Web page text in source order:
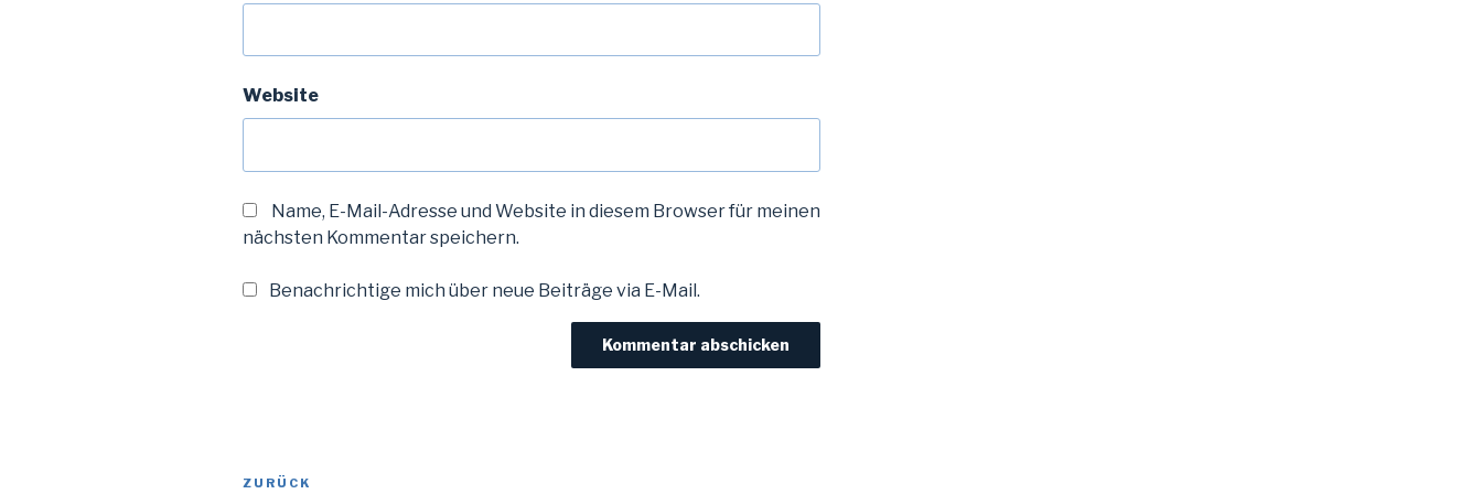
Website
Name, E-Mail-Adresse und Website in diesem Browser für meinen
nächsten Kommentar speichern.
Benachrichtige mich über neue Beiträge via E-Mail.
Beitragsnavigation
Vorheriger
ZURÜCK